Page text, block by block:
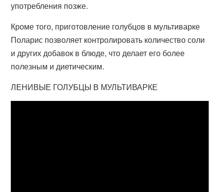
употребления позже.
Кроме того, приготовление голубцов в мультиварке
Поларис позволяет контролировать количество соли
и других добавок в блюде, что делает его более
полезным и диетическим.
ЛЕНИВЫЕ ГОЛУБЦЫ В МУЛЬТИВАРКЕ